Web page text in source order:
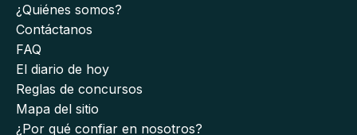
¿Quiénes somos?
Contáctanos
FAQ
El diario de hoy
Reglas de concursos
Mapa del sitio
¿Por qué confiar en nosotros?